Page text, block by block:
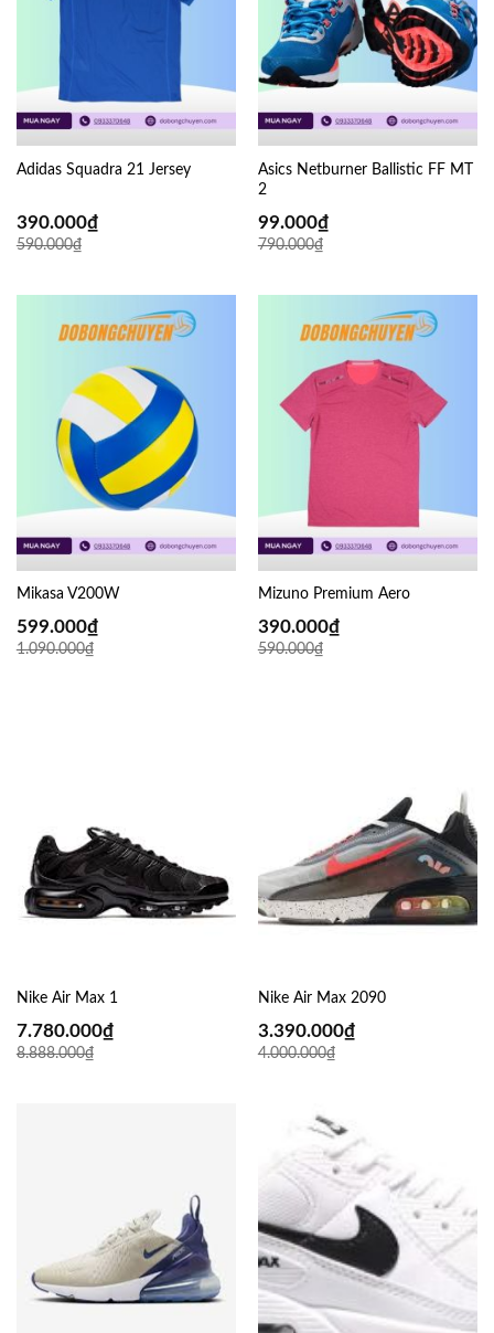
Adidas Squadra 21 Jersey
590.000₫
390.000₫
Asics Netburner Ballistic FF MT
2
790.000₫
99.000₫
Mikasa V200W
1.090.000₫
599.000₫
Mizuno Premium Aero
590.000₫
390.000₫
Nike Air Max 1
8.888.000₫
7.780.000₫
Nike Air Max 2090
4.000.000₫
3.390.000₫